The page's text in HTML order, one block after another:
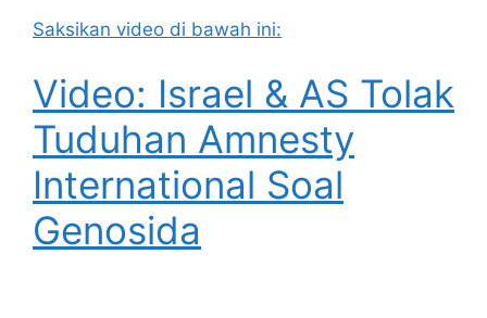
Saksikan video di bawah ini:
Video: Israel & AS Tolak
Tuduhan Amnesty
International Soal
Genosida